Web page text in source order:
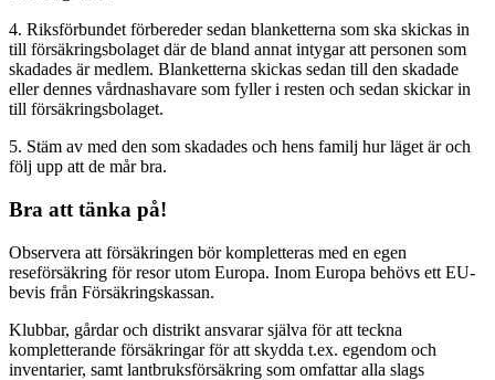
4. Riksförbundet förbereder sedan blanketterna som ska skickas in
till försäkringsbolaget där de bland annat intygar att personen som
skadades är medlem. Blanketterna skickas sedan till den skadade
eller dennes vårdnashavare som fyller i resten och sedan skickar in
till försäkringsbolaget.
5. Stäm av med den som skadades och hens familj hur läget är och
följ upp att de mår bra.
Bra att tänka på!
Observera att försäkringen bör kompletteras med en egen
reseförsäkring för resor utom Europa. Inom Europa behövs ett EU-
bevis från Försäkringskassan.
Klubbar, gårdar och distrikt ansvarar själva för att teckna
kompletterande försäkringar för att skydda t.ex. egendom och
inventarier, samt lantbruksförsäkring som omfattar alla slags